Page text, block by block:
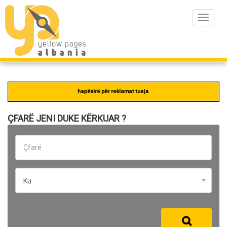
Toggle
ÇFARË JENI DUKE KËRKUAR ?
Ku